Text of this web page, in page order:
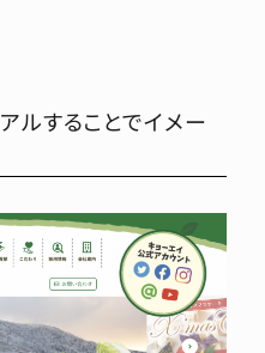
ルすることでイメー